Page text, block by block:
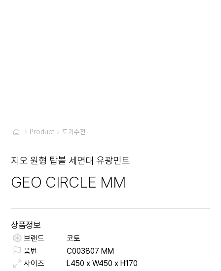
Product 도기수전
지오 원형 탑볼 세면대 유광민트
GEO CIRCLE MM
상품정보
브랜드
코토
품번
C003807 MM
사이즈
L450 x W450 x H170